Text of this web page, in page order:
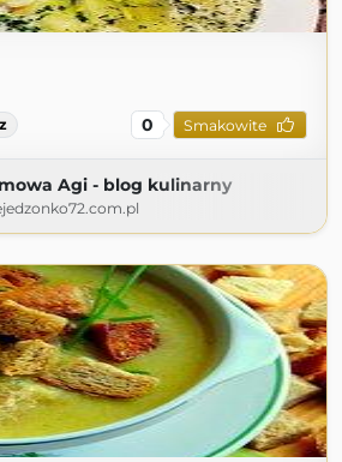
0 Smakowite
Agi - blog kulinarny